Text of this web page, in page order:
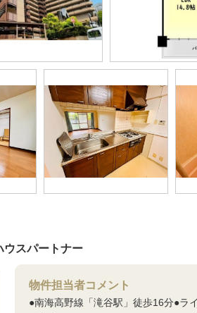
ウスパートナー
物件担当者コメント
●南海高野線「滝谷駅」徒歩16分●ラ